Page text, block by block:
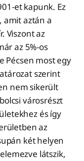
et kapunk. Ez
amit aztán a
Viszont az
az 5%-os
Pécsen most egy
szerint
nem sikerült
városrészt
és így
az
két helyen
látszik,